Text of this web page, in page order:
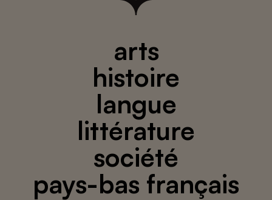
arts
histoire
langue
littérature
société
pays-bas français